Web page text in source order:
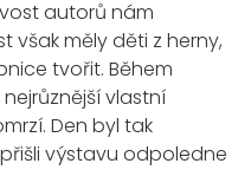
autorů nám
však měly děti z herny,
tvořit. Během
vlastní
Den byl tak
výstavu odpoledne